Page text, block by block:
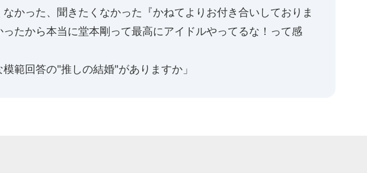
なかった、聞きたくなかった『かねてよりお付き合いしておりま
ったから本当に堂本剛って最高にアイドルやってるな！って感
模範回答の"推しの結婚"がありますか」